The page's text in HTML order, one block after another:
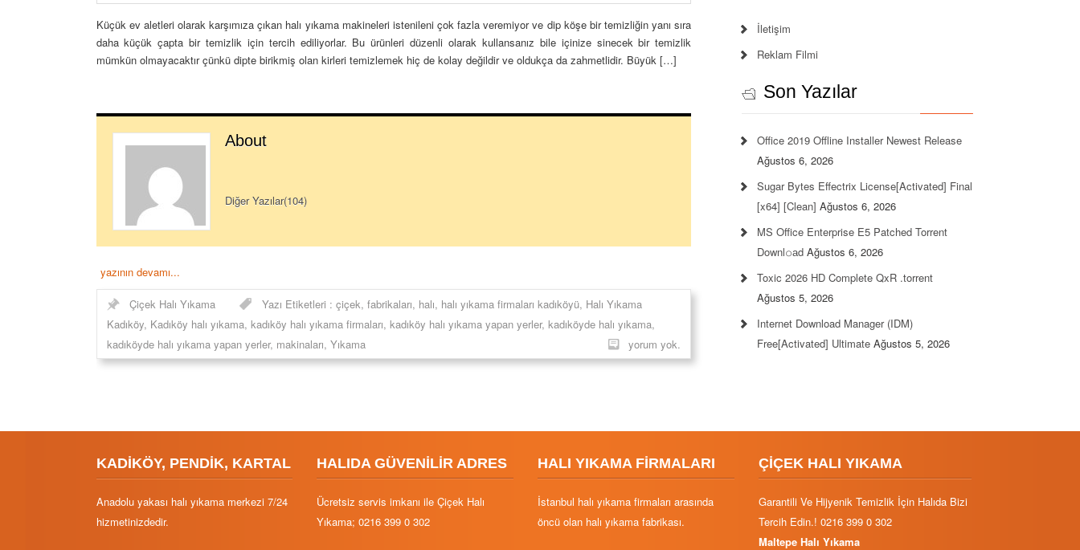
Küçük ev aletleri olarak karşımıza çıkan halı yıkama makineleri istenileni çok fazla veremiyor ve dip köşe bir temizliğin yanı sıra
daha küçük çapta bir temizlik için tercih ediliyorlar. Bu ürünleri düzenli olarak kullansanız bile içinize sinecek bir temizlik
mümkün olmayacaktır çünkü dipte birikmiş olan kirleri temizlemek hiç de kolay değildir ve oldukça da zahmetlidir. Büyük […]
About
Diğer Yazılar(104)
yazının devamı...
Çiçek Halı Yıkama Yazı Etiketleri : çiçek, fabrikaları, halı, halı yıkama firmaları kadıköyü, Halı Yıkama
Kadıköy, Kadıköy halı yıkama, kadıköy halı yıkama firmaları, kadıköy halı yıkama yapan yerler, kadıköyde halı yıkama,
kadıköyde halı yıkama yapan yerler, makinaları, Yıkama yorum yok.
İletişim
Reklam Filmi
Son Yazılar
Office 2019 Offline Installer Newest Release
Ağustos 6, 2026
Sugar Bytes Effectrix License[Activated] Final
[x64] [Clean] Ağustos 6, 2026
MS Office Enterprise E5 Patched Torrent
Downl𝚘аd Ağustos 6, 2026
Toxic 2026 HD Complete QxR .torrent
Ağustos 5, 2026
Internet Download Manager (IDM)
Free[Activated] Ultimate Ağustos 5, 2026
KADİKÖY, PENDİK, KARTAL
Anadolu yakası halı yıkama merkezi 7/24
hizmetinizdedir.
HALIDA GÜVENİLİR ADRES
Ücretsiz servis imkanı ile Çiçek Halı
Yıkama; 0216 399 0 302
HALI YIKAMA FİRMALARI
İstanbul halı yıkama firmaları arasında
öncü olan halı yıkama fabrikası.
ÇİÇEK HALI YIKAMA
Garantili Ve Hijyenik Temizlik İçin Halıda Bizi
Tercih Edin.! 0216 399 0 302
Maltepe Halı Yıkama